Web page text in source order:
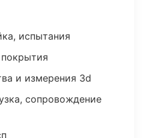
испытания
покрытия
и измерения 3d
сопровождение